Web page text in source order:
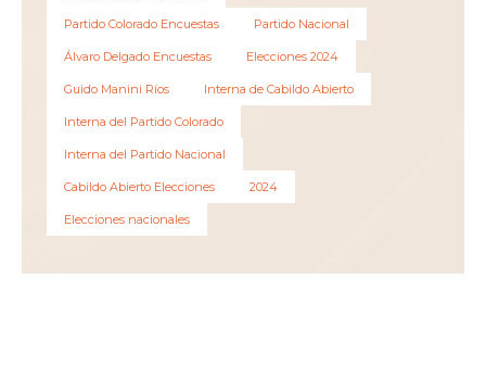
Partido Colorado Encuestas Partido Nacional
Álvaro Delgado Encuestas Elecciones 2024
Guido Manini Ríos Interna de Cabildo Abierto
Interna del Partido Colorado
Interna del Partido Nacional
Cabildo Abierto Elecciones 2024
Elecciones nacionales